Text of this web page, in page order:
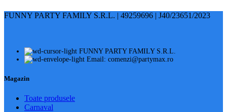
FUNNY PARTY FAMILY S.R.L. | 49259696 | J40/23651/2023
FUNNY PARTY FAMILY S.R.L.
Email: comenzi@partymax.ro
Magazin
Toate produsele
Carnaval